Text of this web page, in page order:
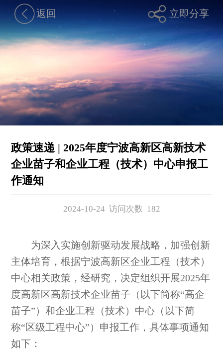
返回 立即分享
政策速递 | 2025年度宁波高新区高新技术
企业苗子和企业工程（技术）中心申报工
作通知
2024-10-24 访问次数 182
为深入实施创新驱动发展战略，加强创新
主体培育，根据宁波高新区企业工程（技术）
中心相关政策，经研究，决定组织开展2025年
度高新区高新技术企业苗子（以下简称“高企
苗子”）和企业工程（技术）中心（以下简
称“区级工程中心”）申报工作，具体事项通知
如下：